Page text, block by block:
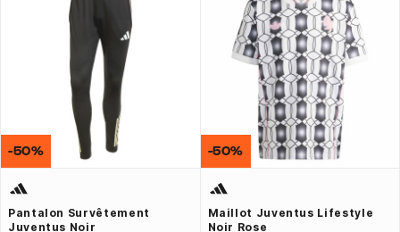
Pantalon Survêtement
Juventus Noir
-50%
Maillot Juventus Lifestyle
Noir Rose
-50%